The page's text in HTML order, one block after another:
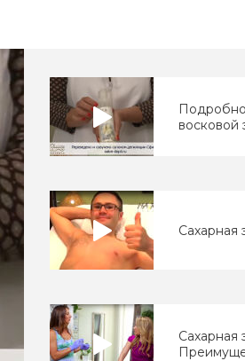
восковой
Сахарная
Сахарная